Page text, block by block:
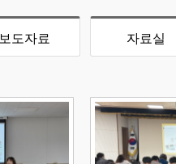
보도자료 자료실